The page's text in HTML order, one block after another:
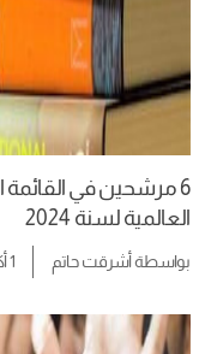
6 مرشحين في القائمة
العالمية لسنة 2024
بواسطةأشرقت حاتم 1 أكتوبر، 2024